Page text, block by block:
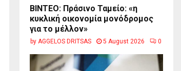
BINTEO: Πράσινο Ταμείο: «η
κυκλική οικονομία μονόδρομος
για το μέλλον»
by AGGELOS DRITSAS 5 August 2026 0